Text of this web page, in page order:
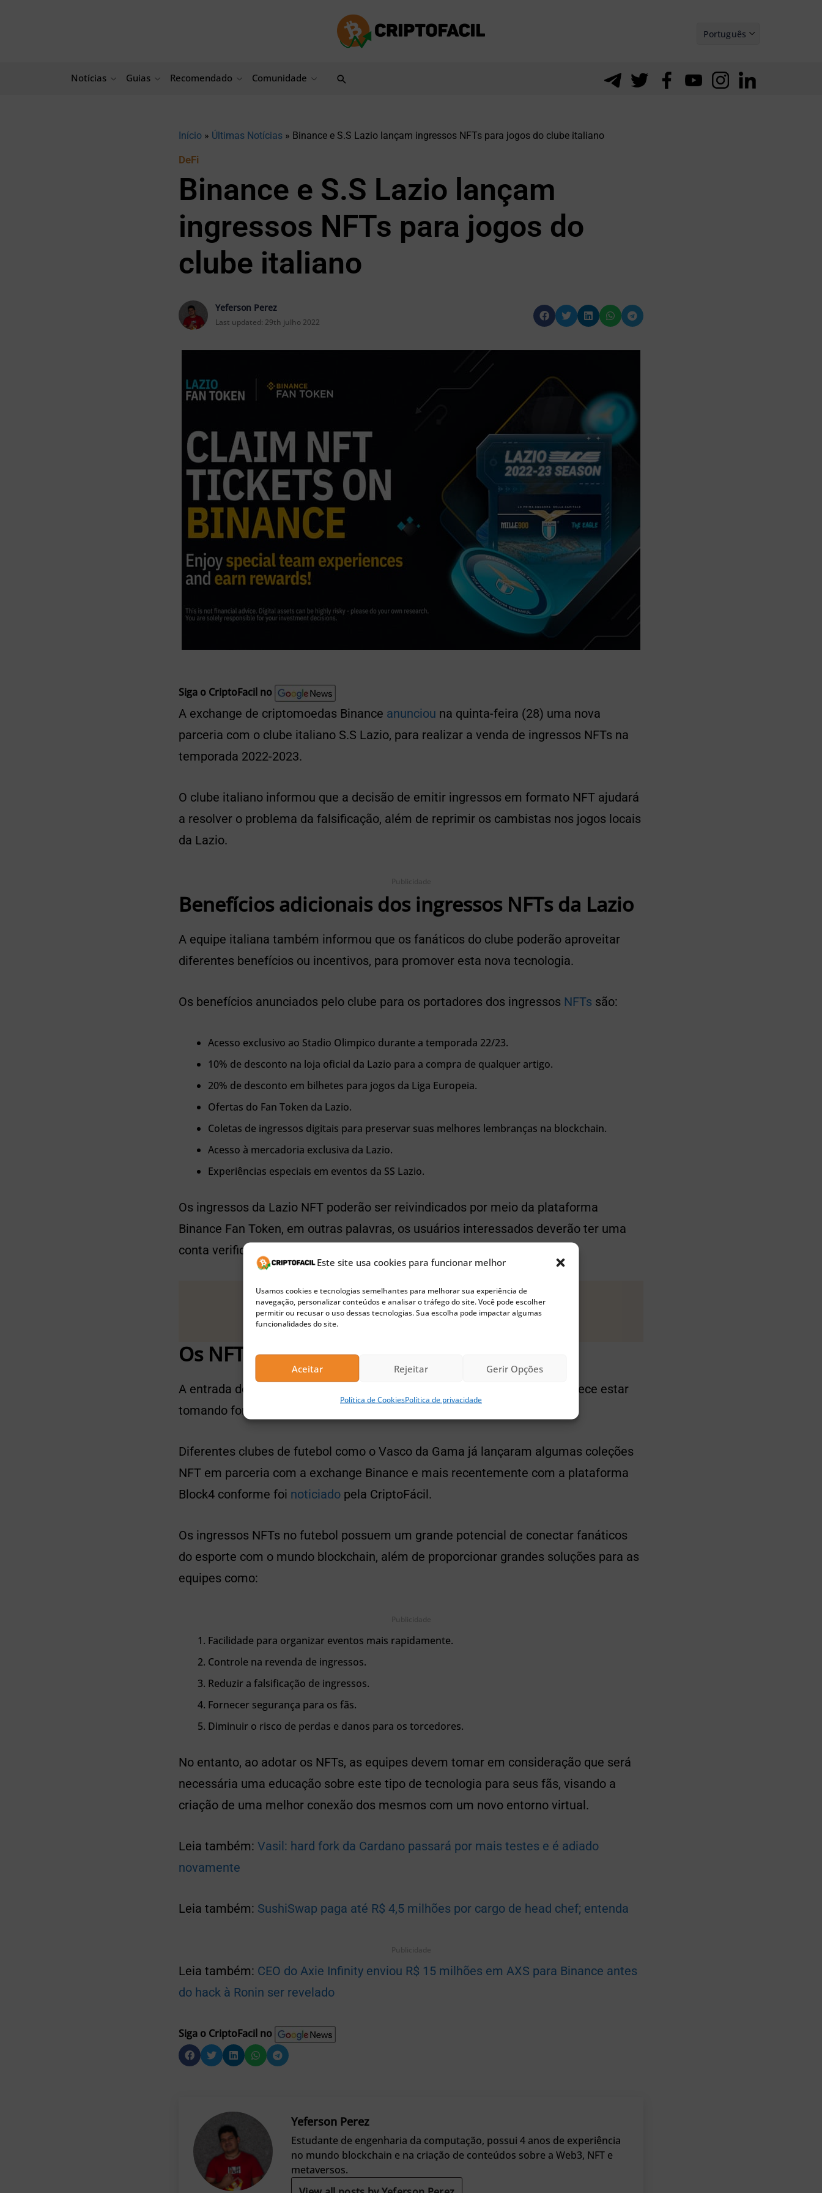
Este site usa cookies para funcionar melhor
Usamos cookies e tecnologias semelhantes para melhorar sua experiência de
navegação, personalizar conteúdos e analisar o tráfego do site. Você pode escolher
permitir ou recusar o uso dessas tecnologias. Sua escolha pode impactar algumas
funcionalidades do site.
Aceitar Rejeitar Gerir Opções
Política de CookiesPolítica de privacidade
Português
Notícias Guias Recomendado Comunidade Pesquisar
Início » Últimas Notícias » Binance e S.S Lazio lançam ingressos NFTs para jogos do clube italiano
DeFi
Binance e S.S Lazio lançam
ingressos NFTs para jogos do
clube italiano
Yeferson Perez
Last updated: 29th julho 2022
Siga o CriptoFacil no
A exchange de criptomoedas Binance anunciou na quinta-feira (28) uma nova
parceria com o clube italiano S.S Lazio, para realizar a venda de ingressos NFTs na
temporada 2022-2023.
O clube italiano informou que a decisão de emitir ingressos em formato NFT ajudará
a resolver o problema da falsificação, além de reprimir os cambistas nos jogos locais
da Lazio.
Publicidade
Benefícios adicionais dos ingressos NFTs da Lazio
A equipe italiana também informou que os fanáticos do clube poderão aproveitar
diferentes benefícios ou incentivos, para promover esta nova tecnologia.
Os benefícios anunciados pelo clube para os portadores dos ingressos NFTs são:
Acesso exclusivo ao Stadio Olimpico durante a temporada 22/23.
10% de desconto na loja oficial da Lazio para a compra de qualquer artigo.
20% de desconto em bilhetes para jogos da Liga Europeia.
Ofertas do Fan Token da Lazio.
Coletas de ingressos digitais para preservar suas melhores lembranças na blockchain.
Acesso à mercadoria exclusiva da Lazio.
Experiências especiais em eventos da SS Lazio.
Os ingressos da Lazio NFT poderão ser reivindicados por meio da plataforma
Binance Fan Token, em outras palavras, os usuários interessados deverão ter uma
conta verificada na exchange para realizar a compra do novo produto.
🚀 Buscando a próxima moeda 100x?
Confira nossas sugestões de Pre-Sales para investir agora
Os NFTs e sua chegada no futebol
A entrada dos NFTs num dos esportes com mais fanáticos no mundo, parece estar
tomando forma nos últimos meses.
Diferentes clubes de futebol como o Vasco da Gama já lançaram algumas coleções
NFT em parceria com a exchange Binance e mais recentemente com a plataforma
Block4 conforme foi noticiado pela CriptoFácil.
Os ingressos NFTs no futebol possuem um grande potencial de conectar fanáticos
do esporte com o mundo blockchain, além de proporcionar grandes soluções para as
equipes como:
Publicidade
Facilidade para organizar eventos mais rapidamente.
Controle na revenda de ingressos.
Reduzir a falsificação de ingressos.
Fornecer segurança para os fãs.
Diminuir o risco de perdas e danos para os torcedores.
No entanto, ao adotar os NFTs, as equipes devem tomar em consideração que será
necessária uma educação sobre este tipo de tecnologia para seus fãs, visando a
criação de uma melhor conexão dos mesmos com um novo entorno virtual.
Leia também: Vasil: hard fork da Cardano passará por mais testes e é adiado
novamente
Leia também: SushiSwap paga até R$ 4,5 milhões por cargo de head chef; entenda
Publicidade
Leia também: CEO do Axie Infinity enviou R$ 15 milhões em AXS para Binance antes
do hack à Ronin ser revelado
Siga o CriptoFacil no
Yeferson Perez
Estudante de engenharia da computação, possui 4 anos de experiência
no mundo blockchain e na criação de conteúdos sobre a Web3, NFT e
metaversos.